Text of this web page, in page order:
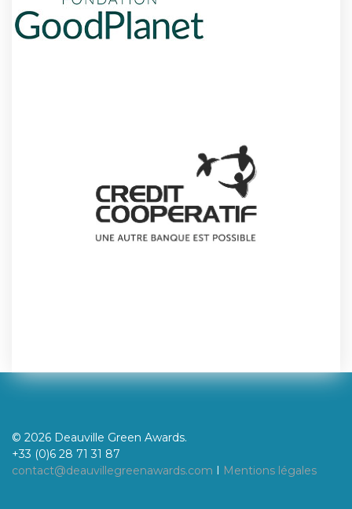
© 2026 Deauville Green Awards.
+33 (0)6 28 71 31 87
contact@deauvillegreenawards.com I Mentions légales